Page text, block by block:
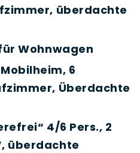
überdachte
Wohnwagen
Mobilheim, 6
Überdachte
4/6 Pers., 2
überdachte